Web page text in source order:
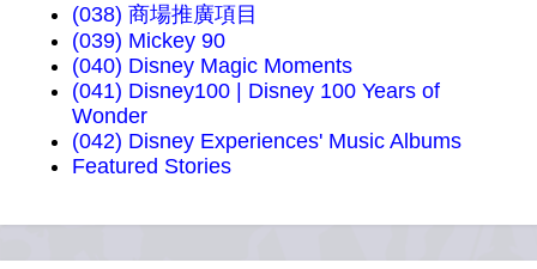
(038) 商場推廣項目
(039) Mickey 90
(040) Disney Magic Moments
(041) Disney100 | Disney 100 Years of
Wonder
(042) Disney Experiences' Music Albums
Featured Stories